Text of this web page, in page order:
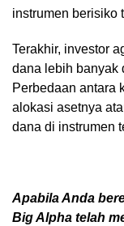
instrumen berisiko
Terakhir, investor
dana lebih banyak
Perbedaan antara
alokasi asetnya
dana di instrumen
Apabila Anda
Big Alpha telah